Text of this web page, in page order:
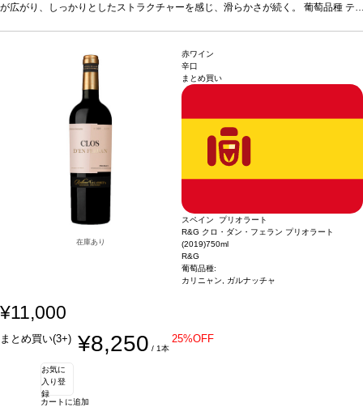
が広がり、しっかりとしたストラクチャーを感じ、滑らかさが続く。 葡萄品種 テ
在庫あり
赤ワイン
辛口
まとめ買い
スペイン プリオラート
R&G クロ・ダン・フェラン プリオラート
(2019)750ml
R&G
葡萄品種:
カリニャン, ガルナッチャ
¥11,000
まとめ買い(3+) ¥8,250 / 1本
25%OFF
お気に
入り登
録
カートに追加